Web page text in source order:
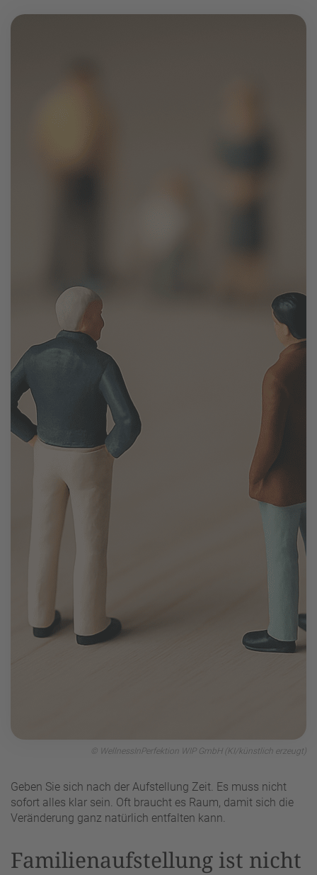
© WellnessInPerfektion WIP GmbH (KI/künstlich erzeugt)
Geben Sie sich nach der Aufstellung Zeit. Es muss nicht
sofort alles klar sein. Oft braucht es Raum, damit sich die
Veränderung ganz natürlich entfalten kann.
Familienaufstellung ist nicht